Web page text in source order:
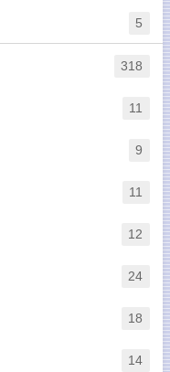
5
318
11
9
11
12
24
18
14